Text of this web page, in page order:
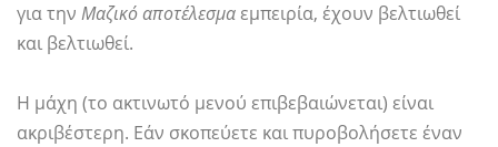
για την Μαζικό αποτέλεσμαεμπειρία, έχουν βελτιωθεί
και βελτιωθεί.
Η μάχη (το ακτινωτό μενού επιβεβαιώνεται) είναι
ακριβέστερη. Εάν σκοπεύετε και πυροβολήσετε έναν